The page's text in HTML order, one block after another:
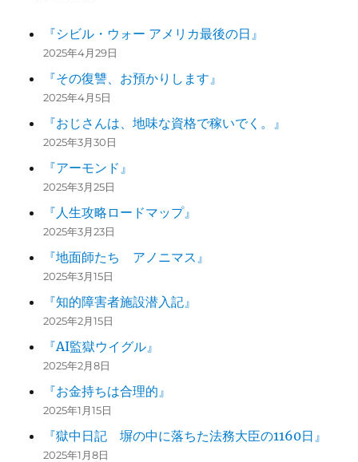
『シビル・ウォー アメリカ最後の日』
2025年4月29日
『その復讐、お預かりします』
2025年4月5日
『おじさんは、地味な資格で稼いでく。』
2025年3月30日
『アーモンド』
2025年3月25日
『人生攻略ロードマップ』
2025年3月23日
『地面師たち アノニマス』
2025年3月15日
『知的障害者施設潜入記』
2025年2月15日
『AI監獄ウイグル』
2025年2月8日
『お金持ちは合理的』
2025年1月15日
『獄中日記 塀の中に落ちた法務大臣の1160日』
2025年1月8日